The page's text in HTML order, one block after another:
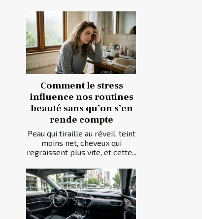
Comment le stress
influence nos routines
beauté sans qu’on s’en
rende compte
Peau qui tiraille au réveil, teint
moins net, cheveux qui
regraissent plus vite, et cette...